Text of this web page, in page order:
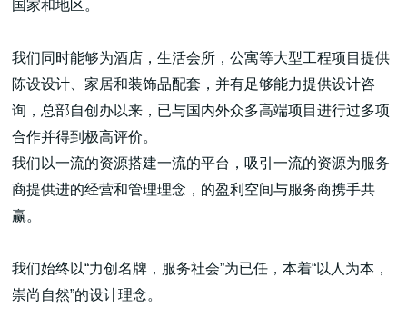
国家和地区。
我们同时能够为酒店，生活会所，公寓等大型工程项目提供
陈设设计、家居和装饰品配套，并有足够能力提供设计咨
询，总部自创办以来，已与国内外众多高端项目进行过多项
合作并得到极高评价。
我们以一流的资源搭建一流的平台，吸引一流的资源为服务
商提供进的经营和管理理念，的盈利空间与服务商携手共
赢。
我们始终以“力创名牌，服务社会”为已任，本着“以人为本，
崇尚自然”的设计理念。